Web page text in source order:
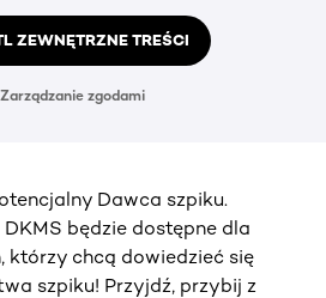
ZEWNĘTRZNE TREŚCI
Zarządzanie zgodami
Dawca szpiku.
będzie dostępne dla
którzy chcą dowiedzieć się
szpiku! Przyjdź, przybij z